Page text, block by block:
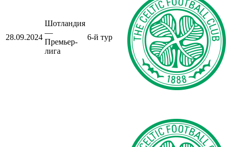
28.09.2024
Шотландия
—
Премьер-
лига
6-й тур